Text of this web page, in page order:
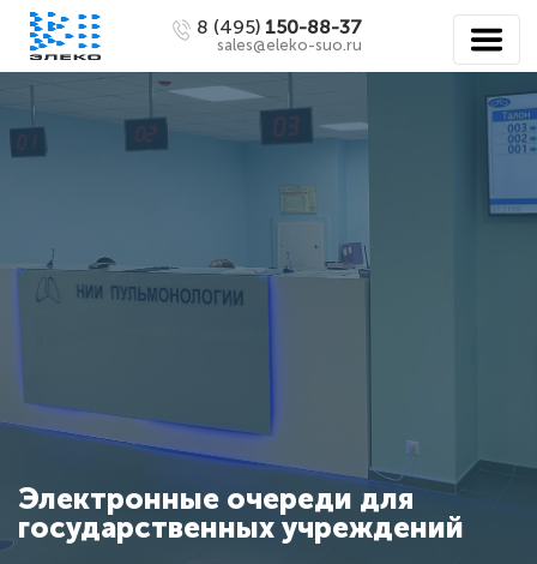
8 (495) 150-88-37
sales@eleko-suo.ru
Электронные очереди для
государственных учреждений